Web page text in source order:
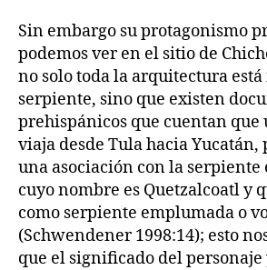
Sin embargo su protagonismo
podemos ver en el sitio de
no solo toda la arquitectura
serpiente, sino que existen
prehispánicos que cuentan que
viaja desde Tula hacia Yucatán,
una asociación con la serpiente
cuyo nombre es Quetzalcoatl y
como serpiente emplumada o
(Schwendener 1998:14); esto
que el significado del